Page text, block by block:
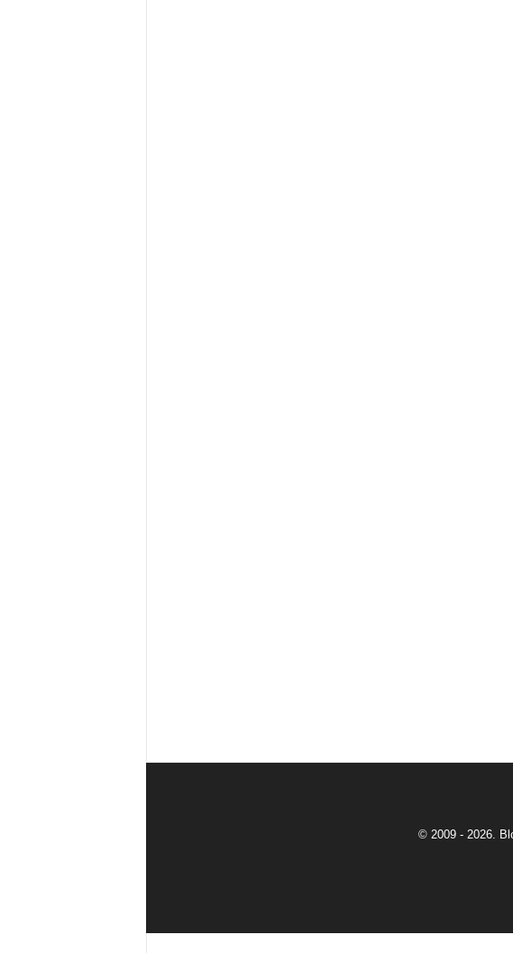
© 2009 - 2026.